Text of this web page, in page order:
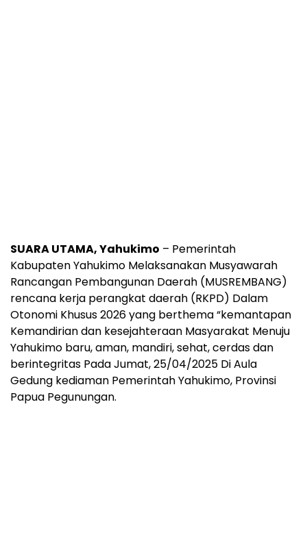
SUARA UTAMA, Yahukimo – Pemerintah
Kabupaten Yahukimo Melaksanakan Musyawarah
Rancangan Pembangunan Daerah (MUSREMBANG)
rencana kerja perangkat daerah (RKPD) Dalam
Otonomi Khusus 2026 yang berthema “kemantapan
Kemandirian dan kesejahteraan Masyarakat Menuju
Yahukimo baru, aman, mandiri, sehat, cerdas dan
berintegritas Pada Jumat, 25/04/2025 Di Aula
Gedung kediaman Pemerintah Yahukimo, Provinsi
Papua Pegunungan.